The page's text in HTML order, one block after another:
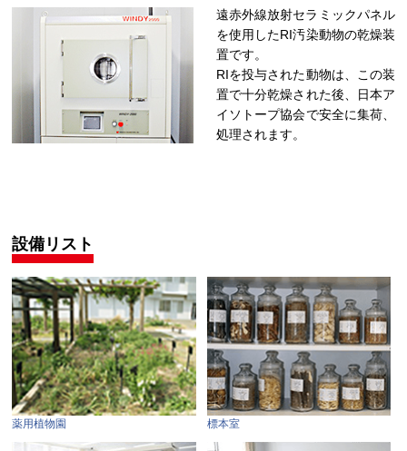
遠赤外線放射セラミックパネル
を使用したRI汚染動物の乾燥装
置です。
RIを投与された動物は、この装
置で十分乾燥された後、日本ア
イソトープ協会で安全に集荷、
処理されます。
設備リスト
薬用植物園 標本室